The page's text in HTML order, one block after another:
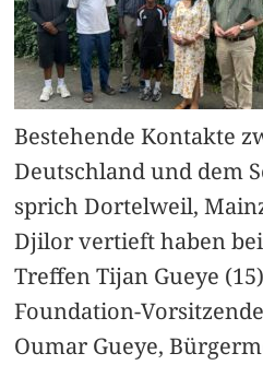
Bestehende Kontakte
Deutschland und dem
sprich Dortelweil,
Djilor vertieft haben
Treffen Tijan Gueye
Foundation-
Oumar Gueye,